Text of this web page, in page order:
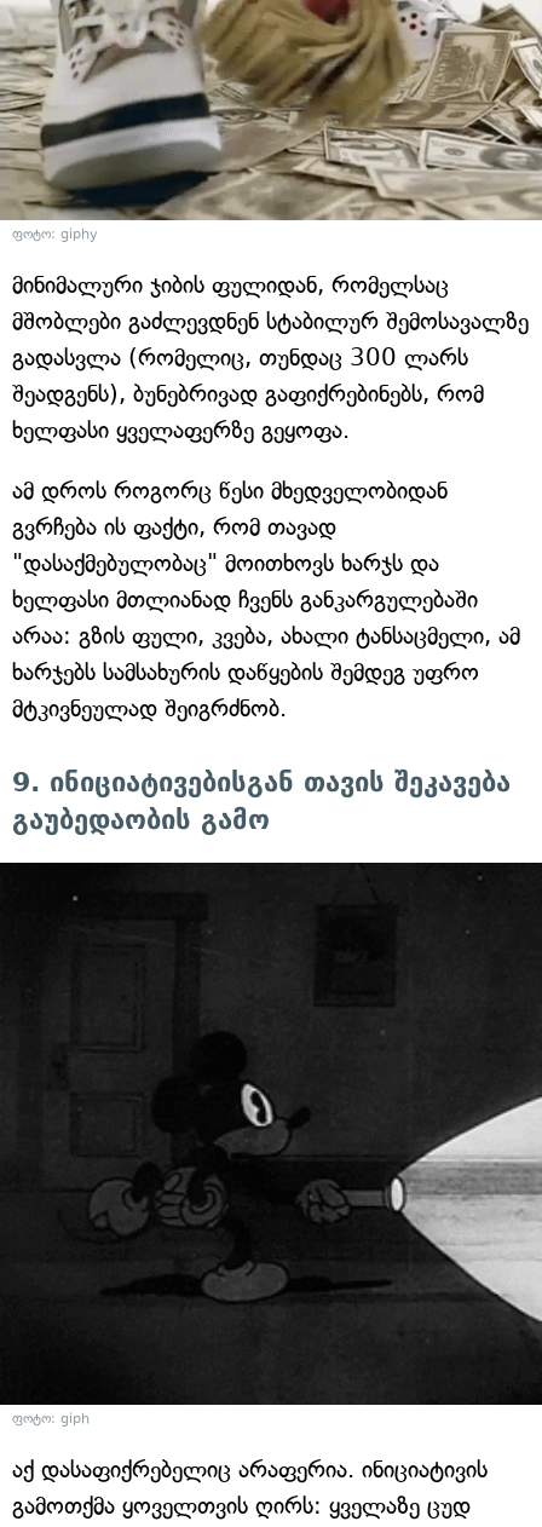
ფოტო: giphy
მინიმალური ჯიბის ფულიდან, რომელსაც
მშობლები გაძლევდნენ სტაბილურ შემოსავალზე
გადასვლა (რომელიც, თუნდაც 300 ლარს
შეადგენს), ბუნებრივად გაფიქრებინებს, რომ
ხელფასი ყველაფერზე გეყოფა.
ამ დროს როგორც წესი მხედველობიდან
გვრჩება ის ფაქტი, რომ თავად
"დასაქმებულობაც" მოითხოვს ხარჯს და
ხელფასი მთლიანად ჩვენს განკარგულებაში
არაა: გზის ფული, კვება, ახალი ტანსაცმელი, ამ
ხარჯებს სამსახურის დაწყების შემდეგ უფრო
მტკივნეულად შეიგრძნობ.
9. ინიციატივებისგან თავის შეკავება
გაუბედაობის გამო
ფოტო: giph
აქ დასაფიქრებელიც არაფერია. ინიციატივის
გამოთქმა ყოველთვის ღირს: ყველაზე ცუდ